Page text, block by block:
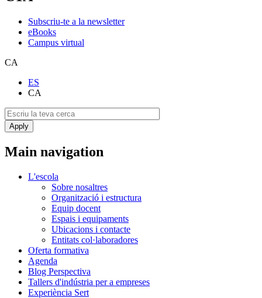
Subscriu-te a la newsletter
eBooks
Campus virtual
CA
ES
CA
Main navigation
L'escola
Sobre nosaltres
Organització i estructura
Equip docent
Espais i equipaments
Ubicacions i contacte
Entitats col·laboradores
Oferta formativa
Agenda
Blog Perspectiva
Tallers d'indústria per a empreses
Experiència Sert